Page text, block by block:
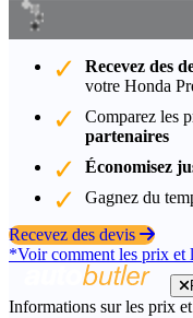
Recevez des
votre Honda
Comparez les
partenaires
Économisez
Gagnez du
Recevez des devis
*Voir comment les prix et
Informations sur les prix